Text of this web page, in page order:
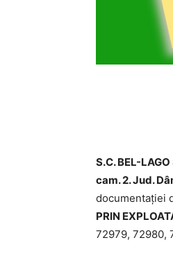
S.C. BEL-LAGO
cam. 2. Jud.
documentației
PRIN
72979, 72980,